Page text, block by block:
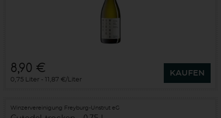
8,90 €
0,75 Liter 11,87 €/Liter
KAUFEN
Winzervereinigung Freyburg-Unstrut eG